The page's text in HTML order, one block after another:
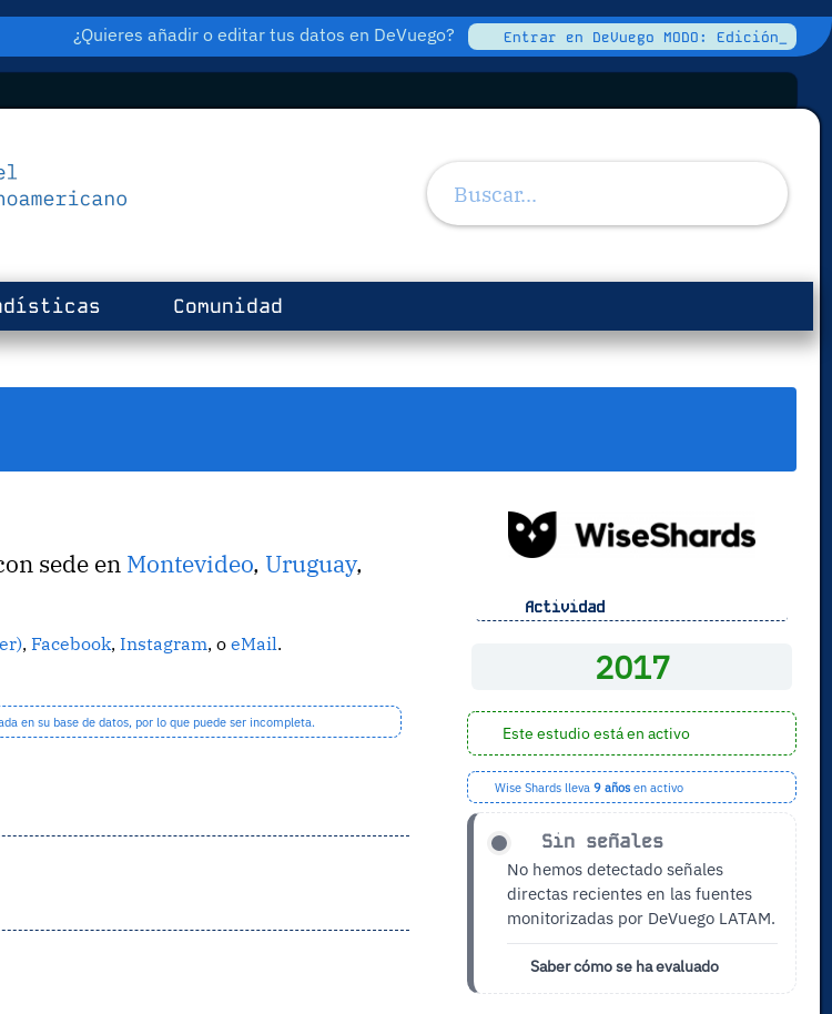
¿Quieres añadir o editar tus datos en DeVuego? Entrar en DeVuego MODO: Edición_
Comunidad
sede en Montevideo, Uruguay,
,Facebook,Instagram, oeMail.
en su base de datos, por lo que puede ser incompleta.
Actividad
2017
Este estudio está en activo
Wise Shards lleva 9 añosen activo
Sin señales
No hemos detectado señales
directas recientes en las fuentes
monitorizadas por DeVuego LATAM.
Saber cómo se ha evaluado